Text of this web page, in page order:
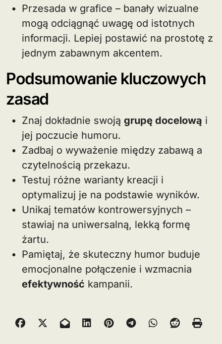
Przesada w grafice – banały wizualne
mogą odciągnąć uwagę od istotnych
informacji. Lepiej postawić na prostotę z
jednym zabawnym akcentem.
Podsumowanie kluczowych
zasad
Znaj dokładnie swoją grupę docelową i
jej poczucie humoru.
Zadbaj o wyważenie między zabawą a
czytelnością przekazu.
Testuj różne warianty kreacji i
optymalizuj je na podstawie wyników.
Unikaj tematów kontrowersyjnych –
stawiaj na uniwersalną, lekką formę
żartu.
Pamiętaj, że skuteczny humor buduje
emocjonalne połączenie i wzmacnia
efektywność kampanii.